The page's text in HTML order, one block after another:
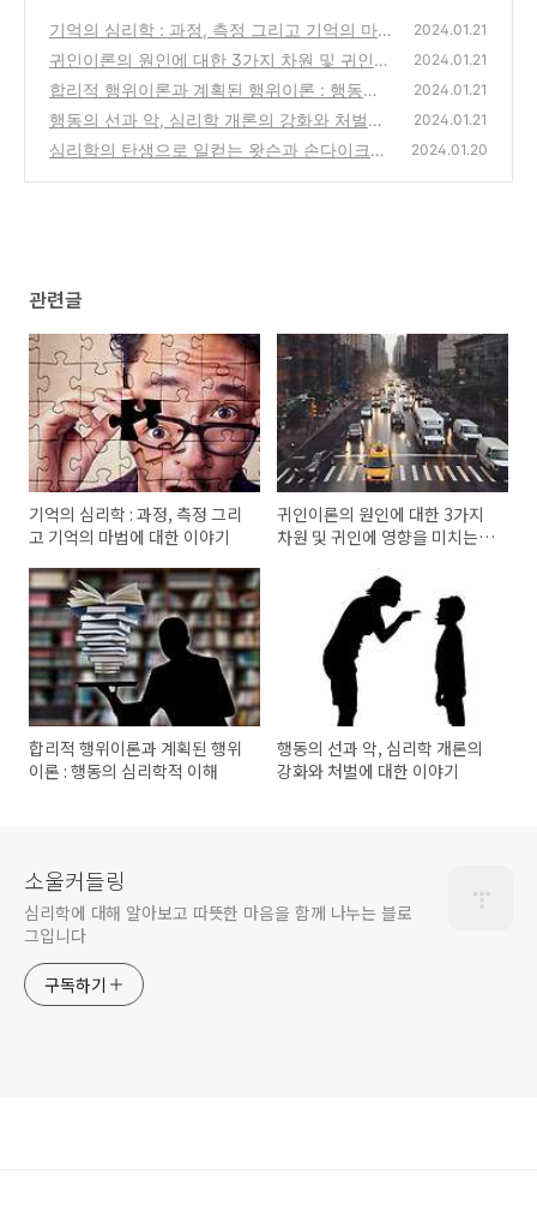
기억의 심리학 : 과정, 측정 그리고 기억의 마
법에 대한 이야기
(0)
2024.01.21
귀인이론의 원인에 대한 3가지 차원 및 귀인에
영향을 미치는 요인
(0)
2024.01.21
합리적 행위이론과 계획된 행위이론 : 행동의
심리학적 이해
(0)
2024.01.21
행동의 선과 악, 심리학 개론의 강화와 처벌에
대한 이야기
(2)
2024.01.21
심리학의 탄생으로 일컫는 왓슨과 손다이크의
2024.01.20
관련글
기억의 심리학 : 과정, 측정 그리
고 기억의 마법에 대한 이야기
귀인이론의 원인에 대한 3가지
차원 및 귀인에 영향을 미치는
합리적 행위이론과 계획된 행위
이론 : 행동의 심리학적 이해
행동의 선과 악, 심리학 개론의
강화와 처벌에 대한 이야기
소울커들링
심리학에 대해 알아보고 따뜻한 마음을 함께 나누는 블로
그입니다
구독하기